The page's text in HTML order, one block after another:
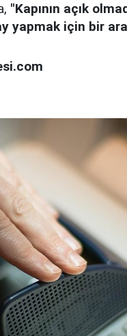
"Kapının açık
yapmak için bir